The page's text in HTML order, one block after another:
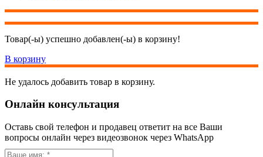
Товар(-ы) успешно добавлен(-ы) в корзину!
В корзину
Не удалось добавить товар в корзину.
Онлайн консультация
Оставь свой телефон и продавец ответит на все Ваши
вопросы онлайн через видеозвонок через WhatsApp